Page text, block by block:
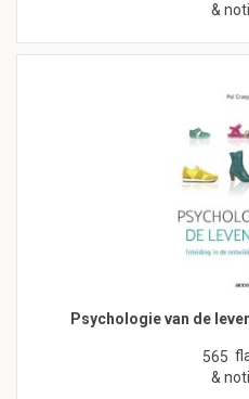
&
Psychologie van de
565
&